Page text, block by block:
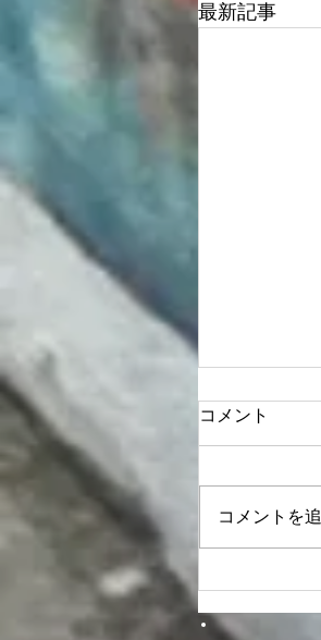
最新記事
2025年3
ル
コメント
コメントを